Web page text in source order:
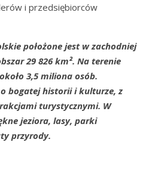
i przedsiębiorców
położone jest w zachodniej
29 826 km². Na terenie
3,5 miliona osób.
bogatej historii i kulturze, z
turystycznymi. W
jeziora, lasy, parki
przyrody.